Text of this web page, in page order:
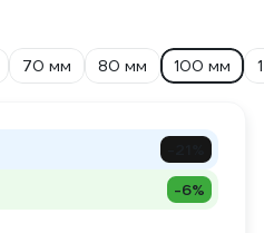
70 мм 80 мм 100 мм
-6%